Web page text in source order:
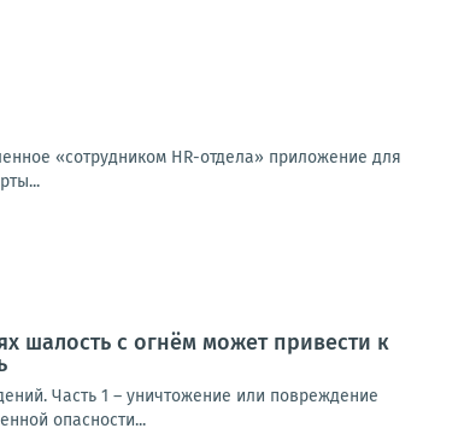
«сотрудником HR-отдела» приложение для
шалость с огнём может привести к
Часть 1 – уничтожение или повреждение
опасности...